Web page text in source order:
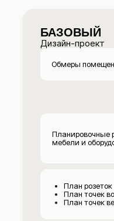
План
План точек
План точек
Планировочные
мебели и
БАЗОВЫЙ
Дизайн-проект
Обмеры